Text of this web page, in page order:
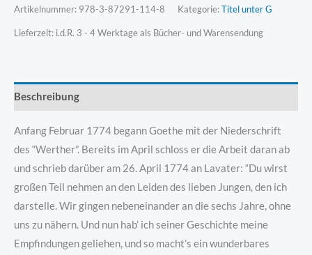
Artikelnummer: 978-3-87291-114-8 Kategorie:Titel unter G
Lieferzeit: i.d.R. 3 - 4 Werktage als Bücher- und Warensendung
Beschreibung
Anfang Februar 1774 begann Goethe mit der Niederschrift
des “Werther”. Bereits im April schloss er die Arbeit daran ab
und schrieb darüber am 26. April 1774 an Lavater: “Du wirst
großen Teil nehmen an den Leiden des lieben Jungen, den ich
darstelle. Wir gingen nebeneinander an die sechs Jahre, ohne
uns zu nähern. Und nun hab’ ich seiner Geschichte meine
Empfindungen geliehen, und so macht’s ein wunderbares